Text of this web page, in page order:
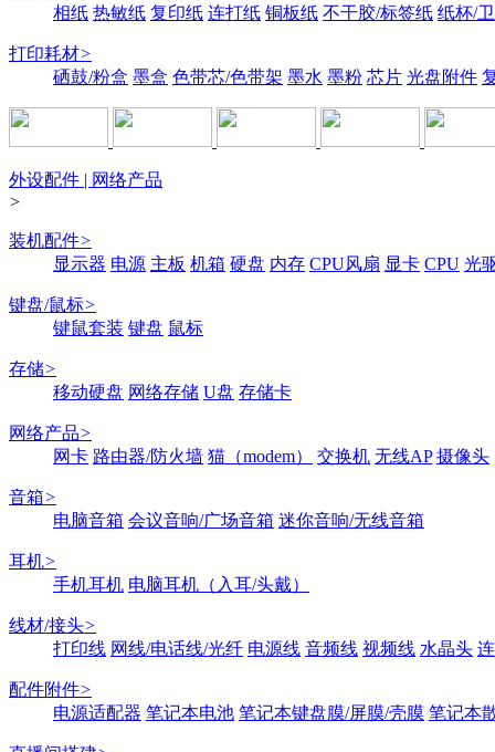
相纸 热敏纸 复印纸 连打纸 铜板纸 不干胶/标签纸 纸杯/
打印耗材>
硒鼓/粉盒 墨盒 色带芯/色带架 墨水 墨粉 芯片 光盘附件
外设配件 | 网络产品
>
装机配件>
显示器 电源 主板 机箱 硬盘 内存 CPU风扇 显卡 CPU 光
键盘/鼠标>
键鼠套装 键盘 鼠标
存储>
移动硬盘 网络存储 U盘 存储卡
网络产品>
网卡 路由器/防火墙 猫（modem） 交换机 无线AP 摄像头
音箱>
电脑音箱 会议音响/广场音箱 迷你音响/无线音箱
耳机>
手机耳机 电脑耳机（入耳/头戴）
线材/接头>
打印线 网线/电话线/光纤 电源线 音频线 视频线 水晶头
配件附件>
电源适配器 笔记本电池 笔记本键盘膜/屏膜/壳膜 笔记本